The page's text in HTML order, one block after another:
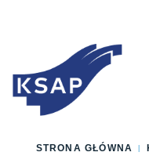
STRONA GŁÓWNA